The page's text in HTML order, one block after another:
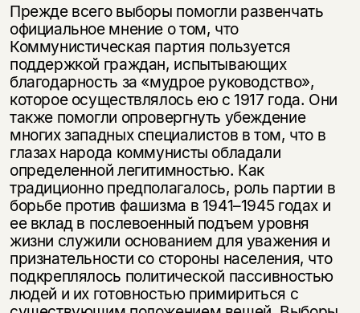
Прежде всего выборы помогли развенчать
официальное мнение о том, что
Коммунистическая партия пользуется
поддержкой граждан, испытывающих
благодарность за «мудрое руководство»,
которое осуществлялось ею с 1917 года. Они
также помогли опровергнуть убеждение
многих западных специалистов в том, что в
глазах народа коммунисты обладали
определенной легитимностью. Как
традиционно предполагалось, роль партии в
борьбе против фашизма в 1941–1945 годах и
ее вклад в послевоенный подъем уровня
жизни служили основанием для уважения и
признательности со стороны населения, что
подкреплялось политической пассивностью
людей и их готовностью примириться с